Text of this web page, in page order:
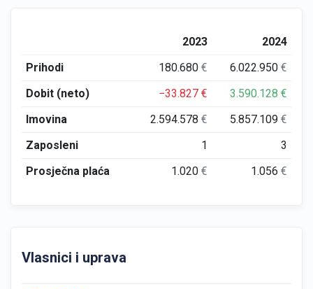
2023
2024
Prihodi
180.680€ 6.022.950€
Dobit (neto)
−33.827€ 3.590.128€
Imovina
2.594.578€ 5.857.109€
Zaposleni
1
3
Prosječna plaća
1.020€ 1.056€
Vlasnici i uprava